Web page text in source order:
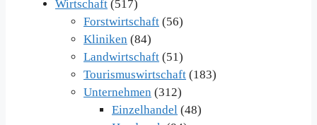
Wirtschaft (517)
Forstwirtschaft (56)
Kliniken (84)
Landwirtschaft (51)
Tourismuswirtschaft (183)
Unternehmen (312)
Einzelhandel (48)